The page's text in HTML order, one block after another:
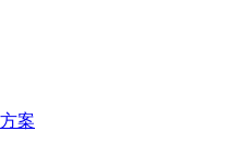
案